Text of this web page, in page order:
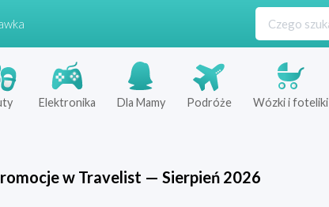
Elektronika Dla Mamy Podróże Wózki i foteliki
w Travelist — Sierpień 2026